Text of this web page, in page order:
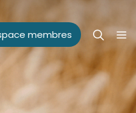
membres